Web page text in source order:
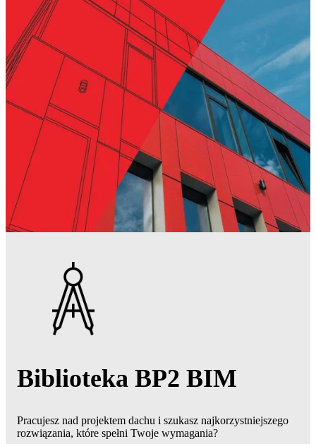
Biblioteka BP2 BIM
Pracujesz nad projektem dachu i szukasz najkorzystniejszego
rozwiązania, które spełni Twoje wymagania?